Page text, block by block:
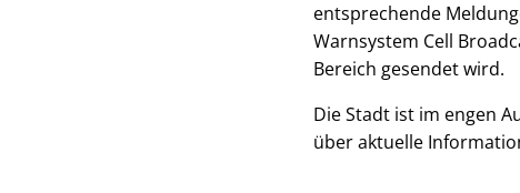
entsprechende
Warnsystem Cell
Bereich gesendet wird.
Die Stadt ist im engen
über aktuelle